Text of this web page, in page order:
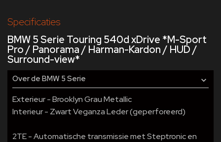
Specificaties
BMW 5 Serie Touring 540d xDrive *M-Sport
Pro / Panorama / Harman-Kardon / HUD /
Surround-view*
Over de BMW 5 Serie
Exterieur - Brooklyn Grau Metallic
Interieur - Zwart Veganza Leder (geperforeerd)
2TE - Automatische transmissie met Steptronic en